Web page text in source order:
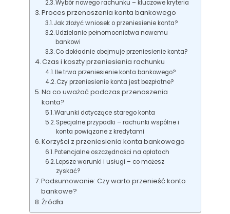
Wybór nowego rachunku – kluczowe kryteria
Proces przenoszenia konta bankowego
Jak złożyć wniosek o przeniesienie konta?
Udzielanie pełnomocnictwa nowemu
bankowi
Co dokładnie obejmuje przeniesienie konta?
Czas i koszty przeniesienia rachunku
Ile trwa przeniesienie konta bankowego?
Czy przeniesienie konta jest bezpłatne?
Na co uważać podczas przenoszenia
konta?
Warunki dotyczące starego konta
Specjalne przypadki – rachunki wspólne i
konta powiązane z kredytami
Korzyści z przeniesienia konta bankowego
Potencjalne oszczędności na opłatach
Lepsze warunki i usługi – co możesz
zyskać?
Podsumowanie: Czy warto przenieść konto
bankowe?
Źródła